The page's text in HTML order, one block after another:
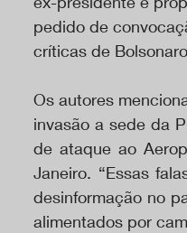
pedido de
críticas de
Os autores
invasão a sede da
de ataque ao
Janeiro. “Essas
desinformação no
alimentados por